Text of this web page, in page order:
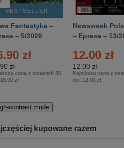
BESTSELLER
Fantastyka –
– 5/2026
zł
zł
cena z ostatnich 30
16.90 zł
Newsweek
– Eprasa – 13/
12.00 zł
12.00 zł
Najniższa cena z
dni: 12.00 zł
contrast mode
kupowane razem